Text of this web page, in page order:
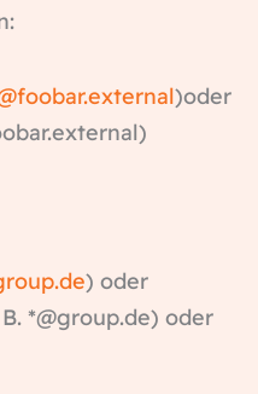
oobar.external)oder
p.de) oder
*@group.de) oder